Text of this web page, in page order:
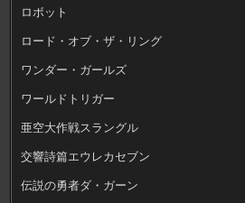
ロボット
ロード・オブ・ザ・リング
ワンダー・ガールズ
ワールドトリガー
亜空大作戦スラングル
交響詩篇エウレカセブン
伝説の勇者ダ・ガーン